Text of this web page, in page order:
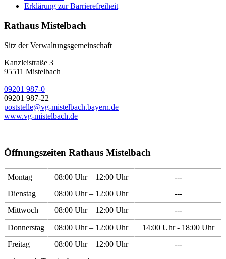
Erklärung zur Barrierefreiheit
Rathaus Mistelbach
Sitz der Verwaltungsgemeinschaft
Kanzleistraße 3
95511 Mistelbach
09201 987-0
09201 987-22
poststelle@vg-mistelbach.bayern.de
www.vg-mistelbach.de
Öffnungszeiten Rathaus Mistelbach
Montag 08:00 Uhr – 12:00 Uhr
---
Dienstag
08:00 Uhr – 12:00 Uhr
---
Mittwoch
08:00 Uhr – 12:00 Uhr
---
Donnerstag
08:00 Uhr – 12:00 Uhr
14:00 Uhr - 18:00 Uhr
Freitag
08:00 Uhr – 12:00 Uhr
---